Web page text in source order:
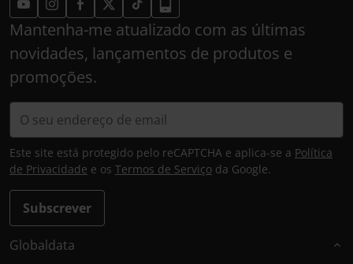
Mantenha-me atualizado com as últimas
novidades, lançamentos de produtos e
promoções.
Subscrever
Este site está protegido pelo reCAPTCHA e aplica-se a Política
de Privacidade e os Termos de Serviço da Google.
Globaldata